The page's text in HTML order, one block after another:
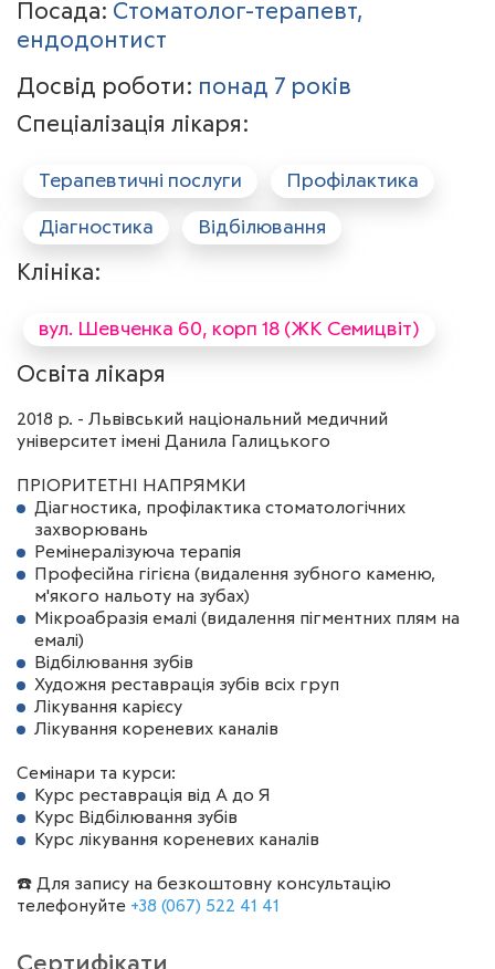
Посада: Стоматолог-терапевт,
ендодонтист
Досвід роботи: понад 7 років
Спеціалізація лікаря:
Терапевтичні послуги Профілактика
Діагностика Відбілювання
Клініка:
вул. Шевченка 60, корп 18 (ЖК Семицвіт)
Освіта лікаря
2018 р. - Львівський національний медичний
університет імені Данила Галицького
ПРІОРИТЕТНІ НАПРЯМКИ
Діагностика, профілактика стоматологічних
захворювань
Ремінералізуюча терапія
Професійна гігієна (видалення зубного каменю,
м'якого нальоту на зубах)
Мікроабразія емалі (видалення пігментних плям на
емалі)
Відбілювання зубів
Художня реставрація зубів всіх груп
Лікування карієсу
Лікування кореневих каналів
Семінари та курси:
Курс реставрація від А до Я
Курс Відбілювання зубів
Курс лікування кореневих каналів
☎️ Для запису на безкоштовну консультацію
телефонуйте +38 (067) 522 41 41